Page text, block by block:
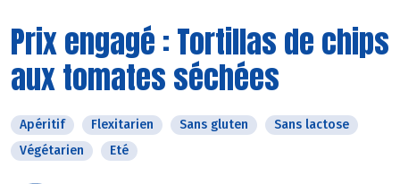
Prix engagé : Tortillas de chips
aux tomates séchées
Apéritif Flexitarien Sans gluten
Sans lactose
Végétarien
Eté